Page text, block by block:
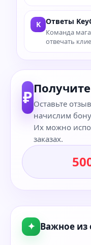
K Ответы
Команда
отвечать
₽ Оставьте
начислим
Их можно
заказах.
✦ Важное из